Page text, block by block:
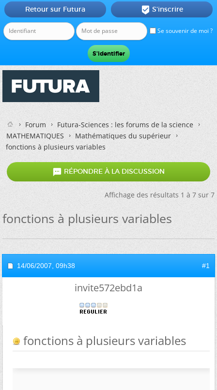
Se souvenir de moi ?
Retour sur Futura  S'inscrire
Forum
Futura-Sciences : les forums de la science
MATHEMATIQUES
Mathématiques du supérieur
fonctions à plusieurs variables
 RÉPONDRE À LA DISCUSSION
Affichage des résultats 1 à 7 sur 7
fonctions à plusieurs variables
14/06/2007, 09h38 #1
invite572ebd1a
fonctions à plusieurs variables